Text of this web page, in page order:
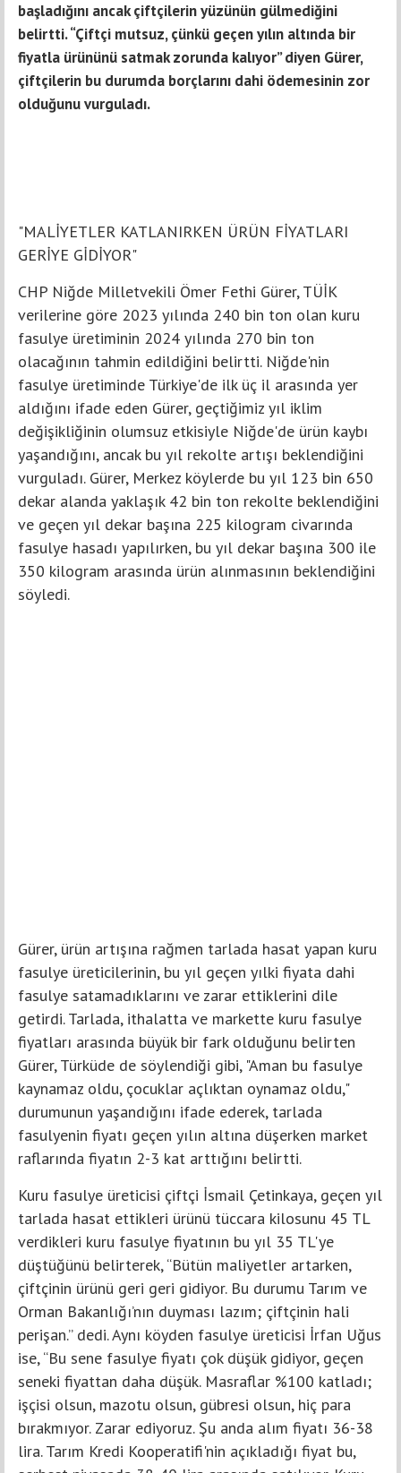
başladığını ancak çiftçilerin yüzünün gülmediğini
belirtti. “Çiftçi mutsuz, çünkü geçen yılın altında bir
fiyatla ürününü satmak zorunda kalıyor” diyen Gürer,
çiftçilerin bu durumda borçlarını dahi ödemesinin zor
olduğunu vurguladı.
"MALİYETLER KATLANIRKEN ÜRÜN FİYATLARI
GERİYE GİDİYOR"
CHP Niğde Milletvekili Ömer Fethi Gürer, TÜİK
verilerine göre 2023 yılında 240 bin ton olan kuru
fasulye üretiminin 2024 yılında 270 bin ton
olacağının tahmin edildiğini belirtti. Niğde'nin
fasulye üretiminde Türkiye'de ilk üç il arasında yer
aldığını ifade eden Gürer, geçtiğimiz yıl iklim
değişikliğinin olumsuz etkisiyle Niğde'de ürün kaybı
yaşandığını, ancak bu yıl rekolte artışı beklendiğini
vurguladı. Gürer, Merkez köylerde bu yıl 123 bin 650
dekar alanda yaklaşık 42 bin ton rekolte beklendiğini
ve geçen yıl dekar başına 225 kilogram civarında
fasulye hasadı yapılırken, bu yıl dekar başına 300 ile
350 kilogram arasında ürün alınmasının beklendiğini
söyledi.
Gürer, ürün artışına rağmen tarlada hasat yapan kuru
fasulye üreticilerinin, bu yıl geçen yılki fiyata dahi
fasulye satamadıklarını ve zarar ettiklerini dile
getirdi. Tarlada, ithalatta ve markette kuru fasulye
fiyatları arasında büyük bir fark olduğunu belirten
Gürer, Türküde de söylendiği gibi, "Aman bu fasulye
kaynamaz oldu, çocuklar açlıktan oynamaz oldu,"
durumunun yaşandığını ifade ederek, tarlada
fasulyenin fiyatı geçen yılın altına düşerken market
raflarında fiyatın 2-3 kat arttığını belirtti.
Kuru fasulye üreticisi çiftçi İsmail Çetinkaya, geçen yıl
tarlada hasat ettikleri ürünü tüccara kilosunu 45 TL
verdikleri kuru fasulye fiyatının bu yıl 35 TL'ye
düştüğünü belirterek, “Bütün maliyetler artarken,
çiftçinin ürünü geri geri gidiyor. Bu durumu Tarım ve
Orman Bakanlığı’nın duyması lazım; çiftçinin hali
perişan.” dedi. Aynı köyden fasulye üreticisi İrfan Uğus
ise, “Bu sene fasulye fiyatı çok düşük gidiyor, geçen
seneki fiyattan daha düşük. Masraflar %100 katladı;
işçisi olsun, mazotu olsun, gübresi olsun, hiç para
bırakmıyor. Zarar ediyoruz. Şu anda alım fiyatı 36-38
lira. Tarım Kredi Kooperatifi'nin açıkladığı fiyat bu,